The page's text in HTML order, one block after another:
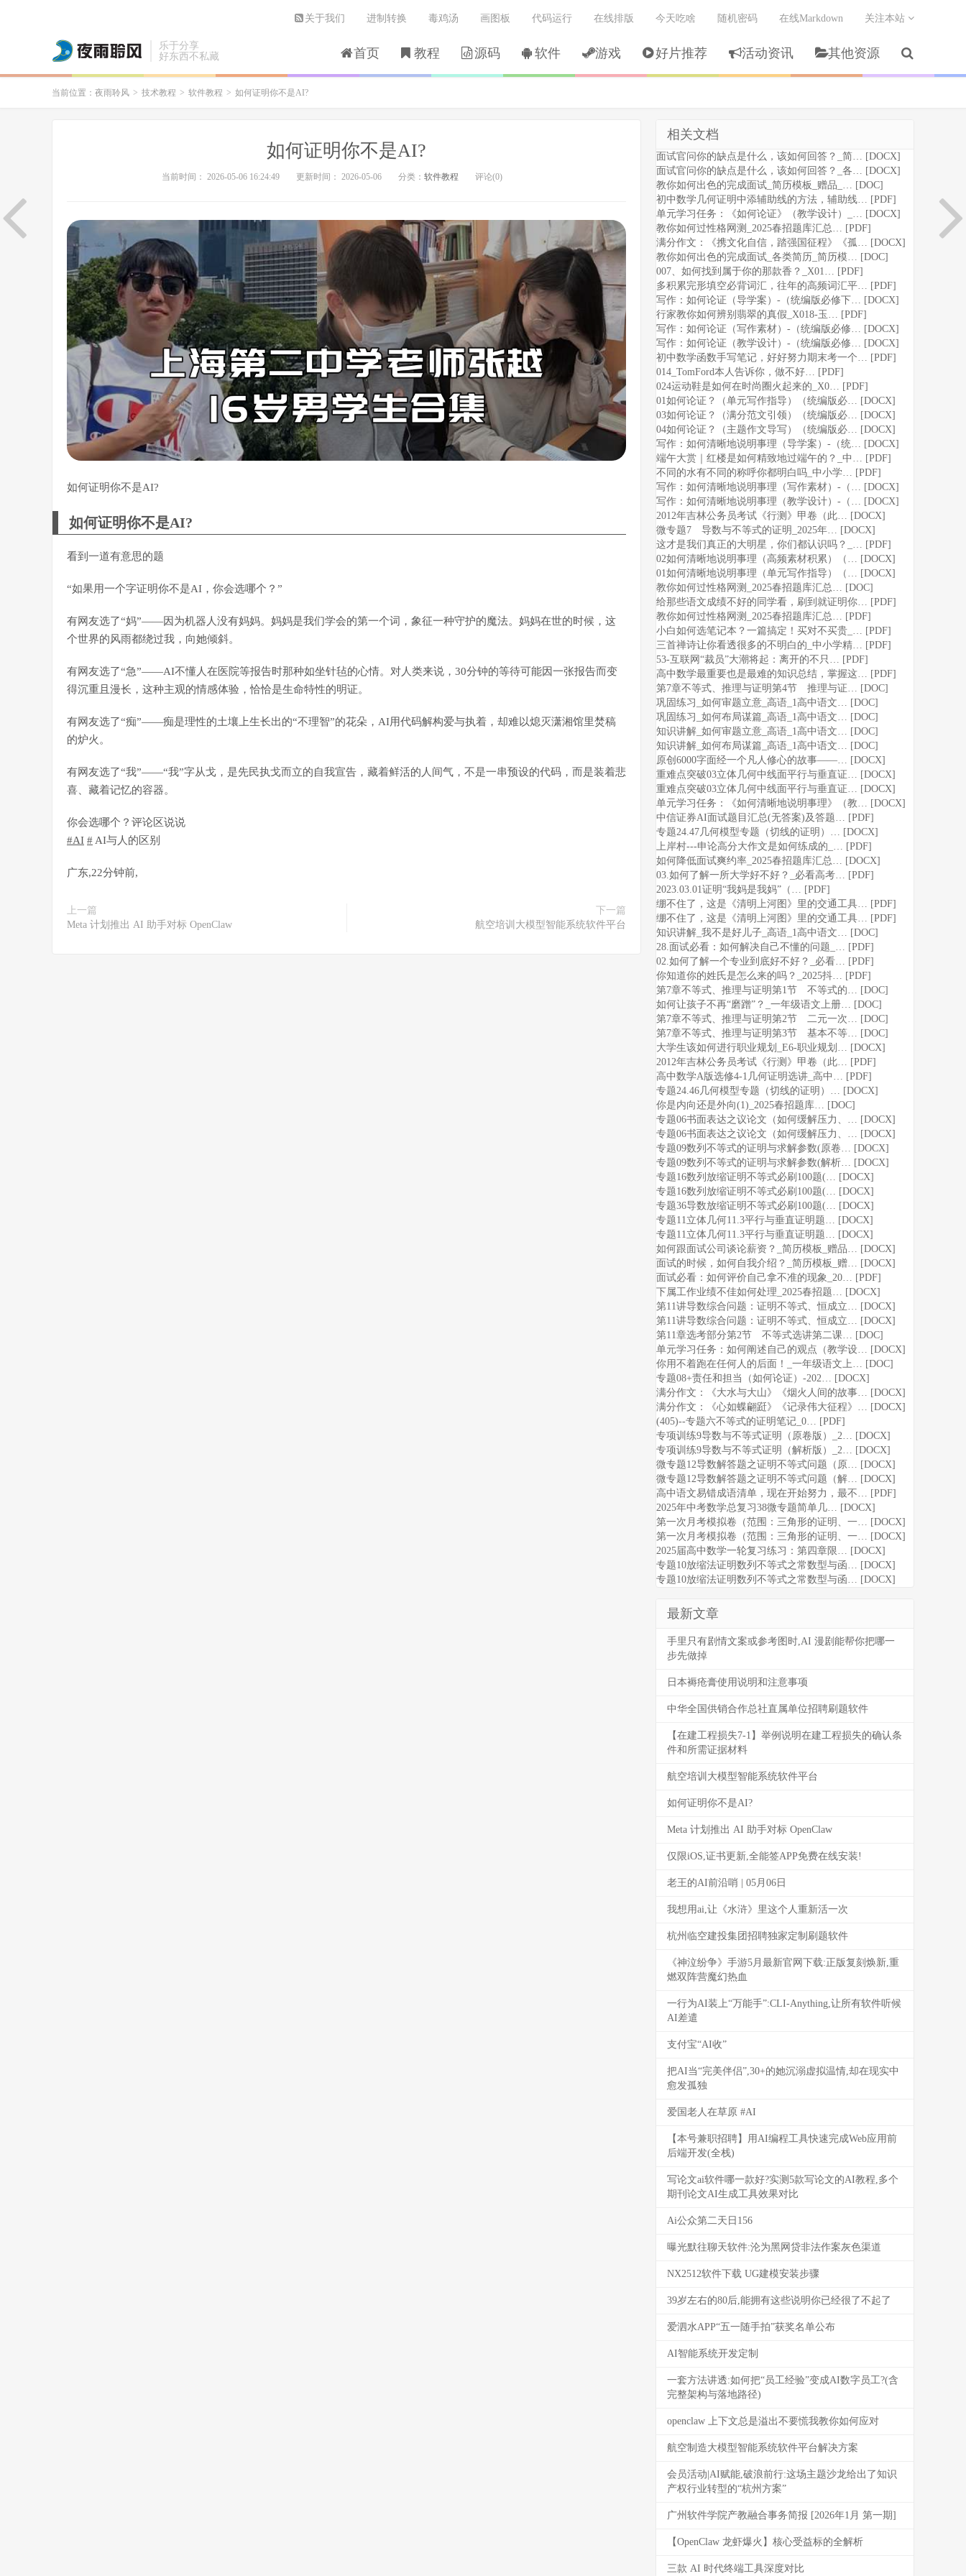
乐于分享
好东西不私藏
首页 教程 源码 软件 游戏 好片推荐 活动资讯 其他资源
关于我们 进制转换 毒鸡汤 画图板 代码运行 在线排版 今天吃啥 随机密码 在线Markdown 关注本站
当前位置： 夜雨聆风 > 技术教程 > 软件教程 > 如何证明你不是AI?
如何证明你不是AI?
当前时间： 2026-05-06 16:24:49 更新时间： 2026-05-06 分类： 软件教程 评论(0)
如何证明你不是AI?
如何证明你不是AI?
看到一道有意思的题
“如果用一个字证明你不是AI，你会选哪个？”
有网友选了“妈”——因为机器人没有妈妈。妈妈是我们学会的第一个词，象征一种守护的魔法。妈妈在世的时候，这
个世界的风雨都绕过我，向她倾斜。
有网友选了“急”——AI不懂人在医院等报告时那种如坐针毡的心情。对人类来说，30分钟的等待可能因一张报告而变
得沉重且漫长，这种主观的情感体验，恰恰是生命特性的明证。
有网友选了“痴”——痴是理性的土壤上生长出的“不理智”的花朵，AI用代码解构爱与执着，却难以熄灭潇湘馆里焚稿
的炉火。
有网友选了“我”——“我”字从戈，是先民执戈而立的自我宣告，藏着鲜活的人间气，不是一串预设的代码，而是装着悲
喜、藏着记忆的容器。
你会选哪个？评论区说说
#AI # AI与人的区别
广东,22分钟前,
上一篇
Meta 计划推出 AI 助手对标 OpenClaw
下一篇
航空培训大模型智能系统软件平台
相关文档
面试官问你的缺点是什么，该如何回答？_简… [DOCX]
面试官问你的缺点是什么，该如何回答？_各… [DOCX]
教你如何出色的完成面试_简历模板_赠品_… [DOC]
初中数学几何证明中添辅助线的方法，辅助线… [PDF]
单元学习任务：《如何论证》（教学设计）_… [DOCX]
教你如何过性格网测_2025春招题库汇总… [PDF]
满分作文：《携文化自信，踏强国征程》《孤… [DOCX]
教你如何出色的完成面试_各类简历_简历模… [DOC]
007、如何找到属于你的那款香？_X01… [PDF]
多积累完形填空必背词汇，往年的高频词汇平… [PDF]
写作：如何论证（导学案）-（统编版必修下… [DOCX]
行家教你如何辨别翡翠的真假_X018-玉… [PDF]
写作：如何论证（写作素材）-（统编版必修… [DOCX]
写作：如何论证（教学设计）-（统编版必修… [DOCX]
初中数学函数手写笔记，好好努力期末考一个… [PDF]
014_TomFord本人告诉你，做不好… [PDF]
024运动鞋是如何在时尚圈火起来的_X0… [PDF]
01如何论证？（单元写作指导）（统编版必… [DOCX]
03如何论证？（满分范文引领）（统编版必… [DOCX]
04如何论证？（主题作文导写）（统编版必… [DOCX]
写作：如何清晰地说明事理（导学案）-（统… [DOCX]
端午大赏｜红楼是如何精致地过端午的？_中… [PDF]
不同的水️有不同的称呼你都明白吗_中小学… [PDF]
写作：如何清晰地说明事理（写作素材）-（… [DOCX]
写作：如何清晰地说明事理（教学设计）-（… [DOCX]
2012年吉林公务员考试《行测》甲卷（此… [DOCX]
微专题7 导数与不等式的证明_2025年… [DOCX]
这才是我们真正的大明星，你们都认识吗？_… [PDF]
02如何清晰地说明事理（高频素材积累）（… [DOCX]
01如何清晰地说明事理（单元写作指导）（… [DOCX]
教你如何过性格网测_2025春招题库汇总… [DOC]
给那些语文成绩不好的同学看，刷到就证明你… [PDF]
教你如何过性格网测_2025春招题库汇总… [PDF]
小白如何选笔记本？一篇搞定！买对不买贵_… [PDF]
三首禅诗让你看透很多的不明白的_中小学精… [PDF]
53-互联网“裁员”大潮将起：离开的不只… [PDF]
高中数学最重要也是最难的知识总结，掌握这… [PDF]
第7章不等式、推理与证明第4节 推理与证… [DOC]
巩固练习_如何审题立意_高语_1高中语文… [DOC]
巩固练习_如何布局谋篇_高语_1高中语文… [DOC]
知识讲解_如何审题立意_高语_1高中语文… [DOC]
知识讲解_如何布局谋篇_高语_1高中语文… [DOC]
原创6000字面经一个凡人修心的故事——… [DOCX]
重难点突破03立体几何中线面平行与垂直证… [DOCX]
重难点突破03立体几何中线面平行与垂直证… [DOCX]
单元学习任务：《如何清晰地说明事理》（教… [DOCX]
中信证券AI面试题目汇总(无答案)及答题… [PDF]
专题24.47几何模型专题（切线的证明）… [DOCX]
上岸村---申论高分大作文是如何练成的_… [PDF]
如何降低面试爽约率_2025春招题库汇总… [DOCX]
03.如何了解一所大学好不好？_必看高考… [PDF]
2023.03.01证明“我妈是我妈”（… [PDF]
绷不住了，这是《清明上河图》里的交通工具… [PDF]
绷不住了，这是《清明上河图》里的交通工具… [PDF]
知识讲解_我不是好儿子_高语_1高中语文… [DOC]
28.面试必看：如何解决自己不懂的问题_… [PDF]
02.如何了解一个专业到底好不好？_必看… [PDF]
你知道你的姓氏是怎么来的吗？_2025抖… [PDF]
第7章不等式、推理与证明第1节 不等式的… [DOC]
如何让孩子不再“磨蹭”？_一年级语文上册… [DOC]
第7章不等式、推理与证明第2节 二元一次… [DOC]
第7章不等式、推理与证明第3节 基本不等… [DOC]
大学生该如何进行职业规划_E6-职业规划… [DOCX]
2012年吉林公务员考试《行测》甲卷（此… [PDF]
高中数学A版选修4-1几何证明选讲_高中… [PDF]
专题24.46几何模型专题（切线的证明）… [DOCX]
你是内向还是外向(1)_2025春招题库… [DOC]
专题06书面表达之议论文（如何缓解压力、… [DOCX]
专题06书面表达之议论文（如何缓解压力、… [DOCX]
专题09数列不等式的证明与求解参数(原卷… [DOCX]
专题09数列不等式的证明与求解参数(解析… [DOCX]
专题16数列放缩证明不等式必刷100题(… [DOCX]
专题16数列放缩证明不等式必刷100题(… [DOCX]
专题36导数放缩证明不等式必刷100题(… [DOCX]
专题11立体几何11.3平行与垂直证明题… [DOCX]
专题11立体几何11.3平行与垂直证明题… [DOCX]
如何跟面试公司谈论薪资？_简历模板_赠品… [DOCX]
面试的时候，如何自我介绍？_简历模板_赠… [DOCX]
面试必看：如何评价自己拿不准的现象_20… [PDF]
下属工作业绩不佳如何处理_2025春招题… [DOCX]
第11讲导数综合问题：证明不等式、恒成立… [DOCX]
第11讲导数综合问题：证明不等式、恒成立… [DOCX]
第11章选考部分第2节 不等式选讲第二课… [DOC]
单元学习任务：如何阐述自己的观点（教学设… [DOCX]
你用不着跑在任何人的后面！_一年级语文上… [DOC]
专题08+责任和担当（如何论证）-202… [DOCX]
满分作文：《大水与大山》《烟火人间的故事… [DOCX]
满分作文：《心如蝶翩跹》《记录伟大征程》… [DOCX]
(405)--专题六不等式的证明笔记_0… [PDF]
专项训练9导数与不等式证明（原卷版）_2… [DOCX]
专项训练9导数与不等式证明（解析版）_2… [DOCX]
微专题12导数解答题之证明不等式问题（原… [DOCX]
微专题12导数解答题之证明不等式问题（解… [DOCX]
高中语文易错成语清单，现在开始努力，最不… [PDF]
2025年中考数学总复习38微专题简单几… [DOCX]
第一次月考模拟卷（范围：三角形的证明、一… [DOCX]
第一次月考模拟卷（范围：三角形的证明、一… [DOCX]
2025届高中数学一轮复习练习：第四章限… [DOCX]
专题10放缩法证明数列不等式之常数型与函… [DOCX]
专题10放缩法证明数列不等式之常数型与函… [DOCX]
最新文章
手里只有剧情文案或参考图时,AI 漫剧能帮你把哪一
步先做掉
日本褥疮膏使用说明和注意事项
中华全国供销合作总社直属单位招聘刷题软件
【在建工程损失7-1】举例说明在建工程损失的确认条
件和所需证据材料
航空培训大模型智能系统软件平台
如何证明你不是AI?
Meta 计划推出 AI 助手对标 OpenClaw
仅限iOS,证书更新,全能签APP免费在线安装!
老王的AI前沿哨 | 05月06日
我想用ai,让《水浒》里这个人重新活一次
杭州临空建投集团招聘独家定制刷题软件
《神泣纷争》手游5月最新官网下载:正版复刻焕新,重
燃双阵营魔幻热血
一行为AI装上“万能手”:CLI-Anything,让所有软件听候
AI差遣
支付宝“AI收”
把AI当“完美伴侣”,30+的她沉溺虚拟温情,却在现实中
愈发孤独
爱国老人在草原 #AI
【本号兼职招聘】用AI编程工具快速完成Web应用前
后端开发(全栈)
写论文ai软件哪一款好?实测5款写论文的AI教程,多个
期刊论文AI生成工具效果对比
Ai公众第二天日156
曝光默往聊天软件:沦为黑网贷非法作案灰色渠道
NX2512软件下载 UG建模安装步骤
39岁左右的80后,能拥有这些说明你已经很了不起了
爱泗水APP“五一随手拍”获奖名单公布
AI智能系统开发定制
一套方法讲透:如何把“员工经验”变成AI数字员工?(含
完整架构与落地路径)
openclaw 上下文总是溢出不要慌我教你如何应对
航空制造大模型智能系统软件平台解决方案
会员活动|AI赋能,破浪前行:这场主题沙龙给出了知识
产权行业转型的“杭州方案”
广州软件学院产教融合事务简报 [2026年1月 第一期]
【OpenClaw 龙虾爆火】核心受益标的全解析
三款 AI 时代终端工具深度对比